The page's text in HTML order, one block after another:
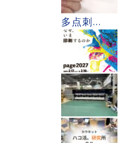
多点刺...